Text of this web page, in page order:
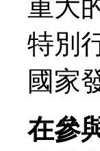
重大
特別
國家
在參